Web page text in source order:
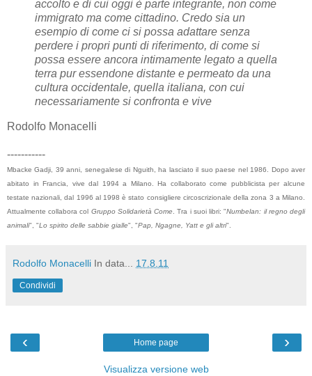
accolto e di cui oggi è parte integrante, non come
immigrato ma come cittadino. Credo sia un
esempio di come ci si possa adattare senza
perdere i propri punti di riferimento, di come si
possa essere ancora intimamente legato a quella
terra pur essendone distante e permeato da una
cultura occidentale, quella italiana, con cui
necessariamente si confronta e vive
Rodolfo Monacelli
-----------
Mbacke Gadji, 39 anni, senegalese di Nguith, ha lasciato il suo paese nel 1986. Dopo aver
abitato in Francia, vive dal 1994 a Milano. Ha collaborato come pubblicista per alcune
testate nazionali, dal 1996 al 1998 è stato consigliere circoscrizionale della zona 3 a Milano.
Attualmente collabora col Gruppo Solidarietà Come . Tra i suoi libri: "Numbelan: il regno degli
animali", "Lo spirito delle sabbie gialle", "Pap, Ngagne, Yatt e gli altri".
Rodolfo Monacelli In data... 17.8.11
Condividi
‹ ›
Home page
Visualizza versione web